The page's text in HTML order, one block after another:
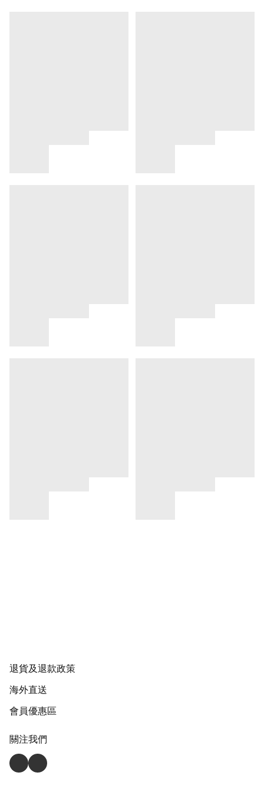
退貨及退款政策
海外直送
會員優惠區
關注我們